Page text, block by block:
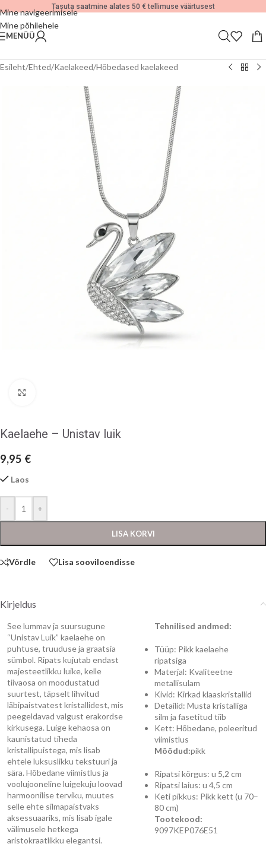
Mine navigeerimisele
Mine põhilehele
Tasuta saatmine alates 50 € tellimuse väärtusest
MENÜÜ
Esileht/Ehted/Kaelakeed/Hõbedased kaelakeed
Kaelaehe – Unistav luik
9,95 €
Laos
- +
LISA KORVI
Võrdle Lisa sooviloendisse
Kirjeldus
See lummav ja suursugune
“Unistav Luik” kaelaehe on
puhtuse, truuduse ja graatsia
sümbol. Ripats kujutab endast
majesteetlikku luike, kelle
tiivaosa on moodustatud
suurtest, täpselt lihvitud
läbipaistvatest kristallidest, mis
peegeldavad valgust erakordse
kirkusega. Luige kehaosa on
kaunistatud tiheda
kristallipuistega, mis lisab
ehtele luksuslikku tekstuuri ja
sära. Hõbedane viimistlus ja
voolujooneline luigekuju loovad
harmoonilise terviku, muutes
selle ehte silmapaistvaks
aksessuaariks, mis lisab igale
välimusele hetkega
aristokraatlikku elegantsi.
Tehnilised andmed:
Tüüp: Pikk kaelaehe
ripatsiga
Materjal: Kvaliteetne
metallisulam
Kivid: Kirkad klaaskristallid
Detailid: Musta kristalliga
silm ja fasetitud tiib
Kett: Hõbedane, poleeritud
viimistlus
Mõõdud:pikk
Ripatsi kõrgus: u 5,2 cm
Ripatsi laius: u 4,5 cm
Keti pikkus: Pikk kett (u 70–
80 cm)
Tootekood:
9097KEP076E51